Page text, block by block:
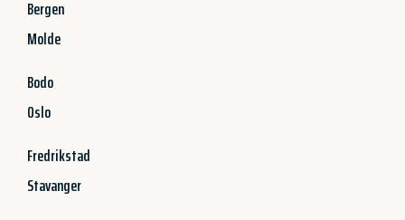
Bergen
Molde
Bodo
Oslo
Fredrikstad
Stavanger